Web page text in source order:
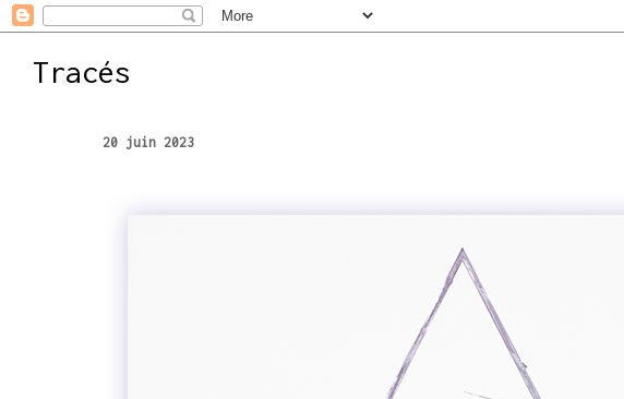
Tracés
20 juin 2023